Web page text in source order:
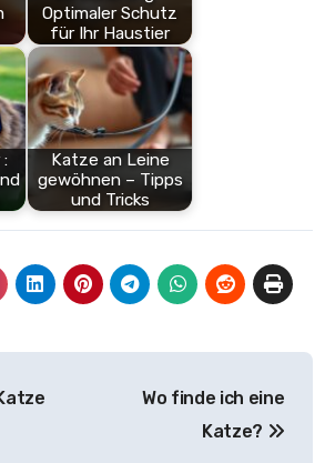
Optimaler Schutz
für Ihr Haustier
Katze an Leine
gewöhnen – Tipps
und Tricks
Wo finde ich eine
Katze?